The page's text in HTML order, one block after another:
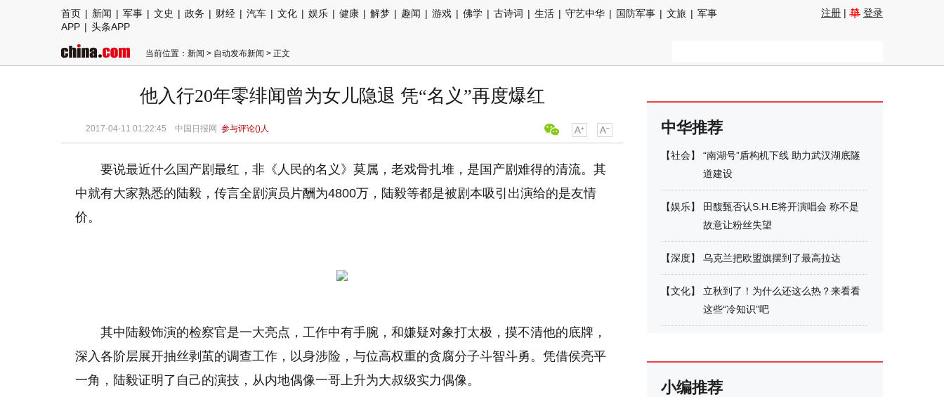
首页 | 新闻 | 军事 | 文史 | 政务 | 财经 | 汽车 | 文化 | 娱乐 | 健康 | 解梦 | 趣闻 | 游戏 | 佛学 | 古诗词 | 生活 | 守艺中华 | 国防军事 | 文旅 | 军事
APP | 头条APP
注册 | 登录
当前位置： 新闻 > 自动发布新闻 > 正文
他入行20年零绯闻曾为女儿隐退 凭“名义”再度爆红
2017-04-11 01:22:45 中国日报网 参与评论()人
要说最近什么国产剧最红，非《人民的名义》莫属，老戏骨扎堆，是国产剧难得的清流。其
中就有大家熟悉的陆毅，传言全剧演员片酬为4800万，陆毅等都是被剧本吸引出演给的是友情
价。
其中陆毅饰演的检察官是一大亮点，工作中有手腕，和嫌疑对象打太极，摸不清他的底牌，
深入各阶层展开抽丝剥茧的调查工作，以身涉险，与位高权重的贪腐分子斗智斗勇。凭借侯亮平
一角，陆毅证明了自己的演技，从内地偶像一哥上升为大叔级实力偶像。
中华推荐
【社会】
“南湖号”盾构机下线 助力武汉湖底隧
道建设
【娱乐】
田馥甄否认S.H.E将开演唱会 称不是
故意让粉丝失望
【深度】 乌克兰把欧盟旗摆到了最高拉达
【文化】
立秋到了！为什么还这么热？来看看
这些“冷知识”吧
小编推荐